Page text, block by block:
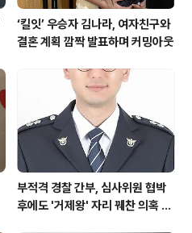
‘킬잇’ 우승자 김나라, 여자친구와
결혼 계획 깜짝 발표하며 커밍아웃
부적격 경찰 간부, 심사위원 협박
후에도 '거제왕' 자리 꿰찬 의혹 진